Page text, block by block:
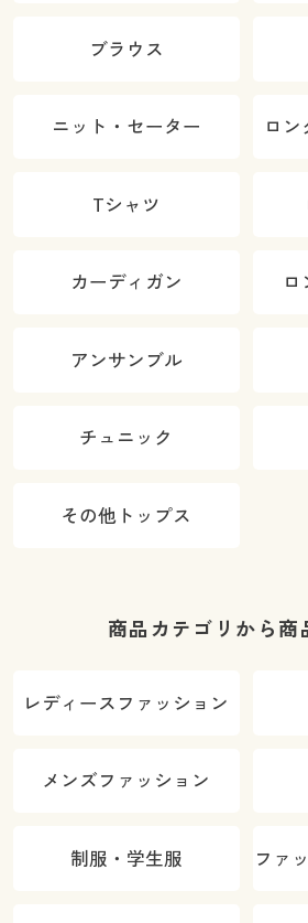
ブラウス
ニット・セーター ロ
Tシャツ
カーディガン
アンサンブル
チュニック
その他トップス
商品カテゴリから商
レディースファッション
メンズファッション
制服・学生服 ファ